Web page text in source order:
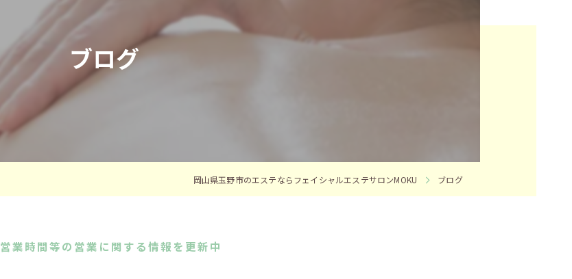
ブログ
岡山県玉野市のエステならフェイシャルエステサロンMOKU ブログ
営業時間等の営業に関する情報を更新中